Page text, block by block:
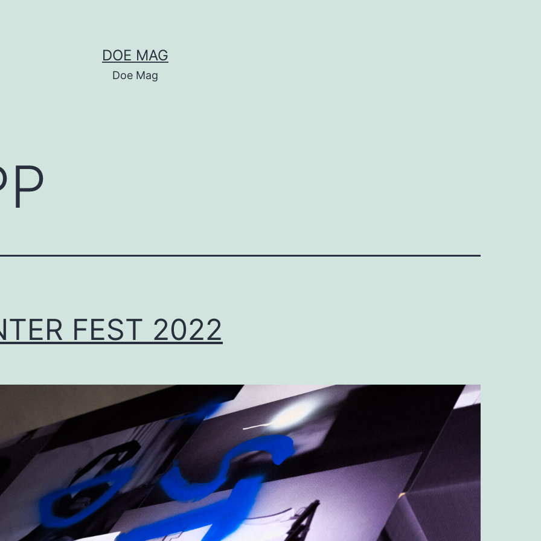
DOE MAG
Doe Mag
FEST 2022